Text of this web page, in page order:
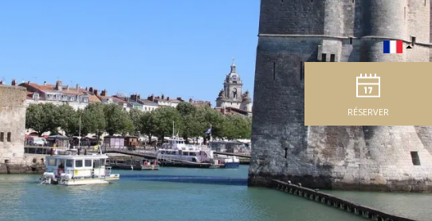
RÉSERVER